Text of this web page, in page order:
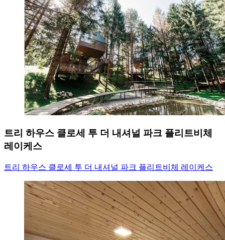
트리 하우스 클로세 투 더 내셔널 파크 플리트비체
레이케스
트리 하우스 클로세 투 더 내셔널 파크 플리트비체 레이케스